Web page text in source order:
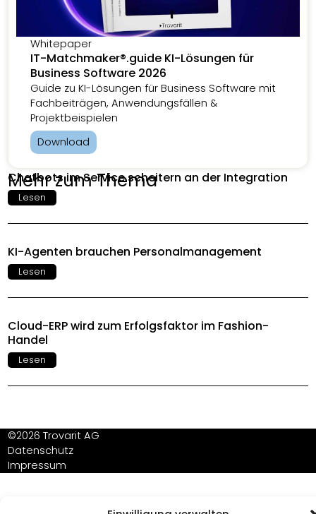
Whitepaper
IT-Matchmaker®.guide KI-Lösungen für
Business Software 2026
Guide zu KI-Lösungen für Business Software mit
Fachbeiträgen, Anwendungsfällen &
Projektbeispielen
Download
Mehr zum Thema
Chatbots im Service scheitern an der Integration
Lesen
KI-Agenten brauchen Personalmanagement
Lesen
Cloud-ERP wird zum Erfolgsfaktor im Fashion-
Handel
Lesen
©2026 Trovarit AG
Datenschutz
Impressum